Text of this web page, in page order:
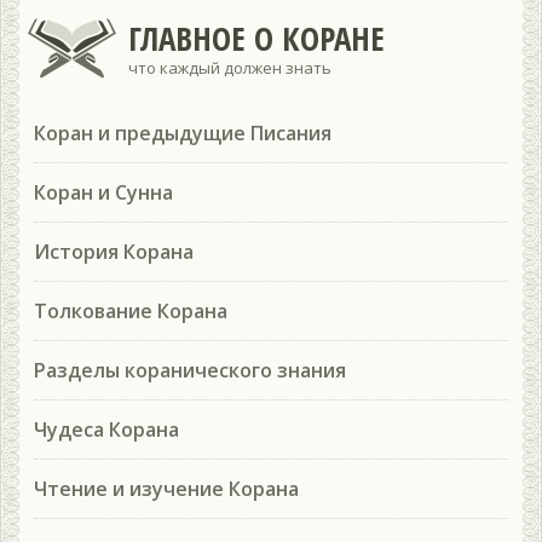
ГЛАВНОЕ О КОРАНЕ
что каждый должен знать
Коран и предыдущие Писания
Коран и Сунна
История Корана
Толкование Корана
Разделы коранического знания
Чудеса Корана
Чтение и изучение Корана